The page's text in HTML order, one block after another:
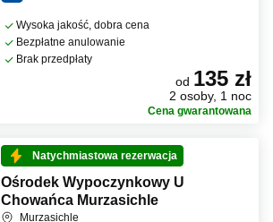
Wysoka jakość, dobra cena
Bezpłatne anulowanie
Brak przedpłaty
od 135 zł
2 osoby, 1 noc
Cena gwarantowana
Natychmiastowa rezerwacja
Ośrodek Wypoczynkowy U
Chowańca Murzasichle
Murzasichle